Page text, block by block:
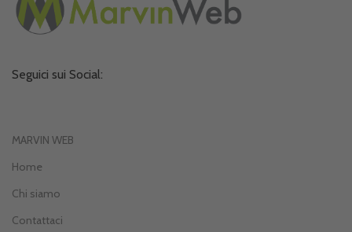
Seguici sui Social:
MARVIN WEB
Home
Chi siamo
Contattaci